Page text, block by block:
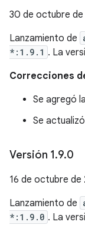
30 de octubre
Lanzamiento de
*:1.9.1 . La
Correcciones
Se agregó
Se
Versión 1.9.0
16 de octubre de
Lanzamiento de
*:1.9.0 . La